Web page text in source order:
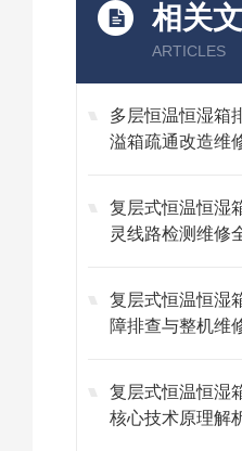
相关
ARTICLES
多层恒温恒湿箱
溢箱疏通改造维
复层式恒温恒湿
灵线路检测维修
复层式恒温恒湿
障排查与整机维
复层式恒温恒湿
核心技术原理解